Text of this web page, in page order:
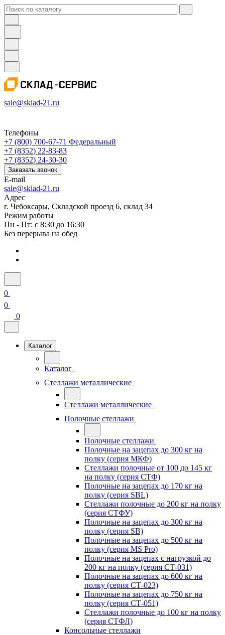
sale@sklad-21.ru
Телефоны
+7 (800) 700-67-71 Федеральный
+7 (8352) 22-83-83
+7 (8352) 24-30-30
Заказать звонок
E-mail
sale@sklad-21.ru
Адрес
г. Чебоксары, Складской проезд 6, склад 34
Режим работы
Пн - Пт: с 8:30 до 16:30
Без перерыва на обед
0
0
0
Каталог
Каталог
Стеллажи металлические
Стеллажи металлические
Полочные стеллажи
Полочные стеллажи
Полочные на зацепах до 300 кг на
полку (серия МКФ)
Стеллажи полочные от 100 до 145 кг
на полку (серия СТФ)
Полочные на зацепах до 170 кг на
полку (серия SBL)
Стеллажи полочные до 200 кг на полку
(серия СТФУ)
Полочные на зацепах до 300 кг на
полку (серия SB)
Полочные на зацепах до 500 кг на
полку (серия MS Pro)
Полочные на зацепах с нагрузкой до
200 кг на полку (серия СТ-031)
Полочные на зацепах до 600 кг на
полку (серия СТ-023)
Полочные на зацепах до 750 кг на
полку (серия СТ-051)
Стеллажи полочные до 100 кг на полку
(серия СТФЛ)
Консольные стеллажи